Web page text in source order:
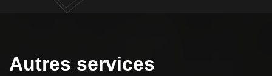
Autres services